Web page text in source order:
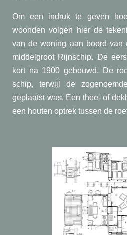
Om een indruk te geven
woonden volgen hier de
van de woning aan boord van
middelgroot Rijnschip. De
kort na 1900 gebouwd. De
schip, terwijl de
geplaatst was. Een thee- of
een houten optrek tussen de